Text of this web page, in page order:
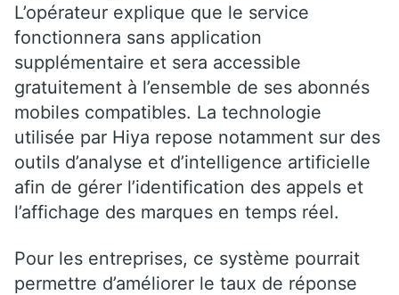
L’opérateur explique que le service
fonctionnera sans application
supplémentaire et sera accessible
gratuitement à l’ensemble de ses abonnés
mobiles compatibles. La technologie
utilisée par Hiya repose notamment sur des
outils d’analyse et d’intelligence artificielle
afin de gérer l’identification des appels et
l’affichage des marques en temps réel.
Pour les entreprises, ce système pourrait
permettre d’améliorer le taux de réponse